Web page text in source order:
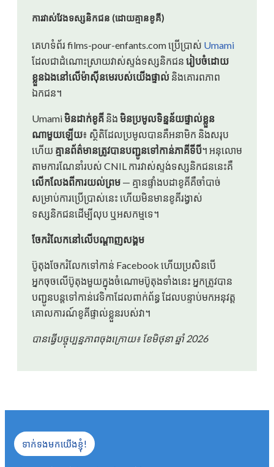
ការវាស់វែងទស្សនិកជន (ដោយគ្មានខូគី)
គេហទំព័រ films-pour-enfants.com ប្រើប្រាស់ Umami
ដែលជាដំណោះស្រាយវាស់ស្ទង់ទស្សនិកជន រៀបចំដោយ
ខ្លួនឯងនៅលើម៉ាស៊ីនមេរបស់យើងផ្ទាល់ និងគោរពភាព
ឯកជន។
Umamiមិនដាក់ខូគី និង មិនប្រមូលទិន្នន័យផ្ទាល់ខ្លួន
ណាមួយឡើយ៖ ស្ថិតិដែលប្រមូលបានគឺអនាមិក និងសរុប
ហើយ គ្មានព័ត៌មានត្រូវបានបញ្ជូនទៅកាន់ភាគីទីបី។ អនុលោម
តាមការណែនាំរបស់ CNIL ការវាស់ស្ទង់ទស្សនិកជននេះគឺ
លើកលែងពីការយល់ព្រម — គ្មានផ្ទាំងបដាខូគីគឺចាំបាច់
សម្រាប់ការប្រើប្រាស់នេះ ហើយមិនមានខូគីរង្វាស់
ទស្សនិកជនដើម្បីលុប ឬអសកម្មទេ។
ចែករំលែកនៅលើបណ្តាញសង្គម
ប៊ូតុងចែករំលែកទៅកាន់ Facebook ហើយប្រសិនបើ
អ្នកចុចលើប៊ូតុងមួយក្នុងចំណោមប៊ូតុងទាំងនេះ អ្នកត្រូវបាន
បញ្ជូនបន្តទៅកាន់វេទិកាដែលពាក់ព័ន្ធ ដែលបន្ទាប់មកអនុវត្ត
គោលការណ៍ខូគីផ្ទាល់ខ្លួនរបស់វា។
បានធ្វើបច្ចុប្បន្នភាពចុងក្រោយ៖ ខែមិថុនា ឆ្នាំ 2026
ទាក់ទងមកយើងខ្ញុំ!